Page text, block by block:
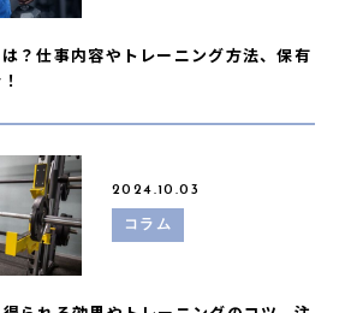
？仕事内容やトレーニング方法、保有
2024.10.03
コラム